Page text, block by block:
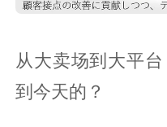
从大卖场到大平
到今天的？